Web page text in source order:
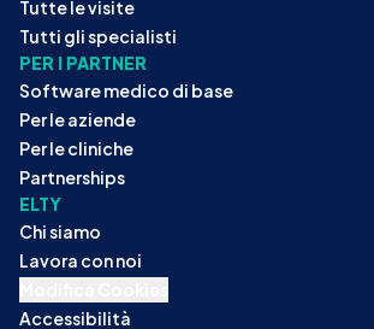
Tutte le visite
Tutti gli specialisti
PER I PARTNER
Software medico di base
Per le aziende
Per le cliniche
Partnerships
ELTY
Chi siamo
Lavora con noi
Accessibilità